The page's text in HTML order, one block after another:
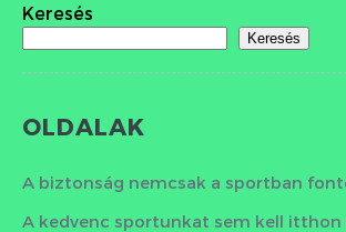
Keresés
Keresés
OLDALAK
A biztonság nemcsak a sportban
A kedvenc sportunkat sem kell itthon